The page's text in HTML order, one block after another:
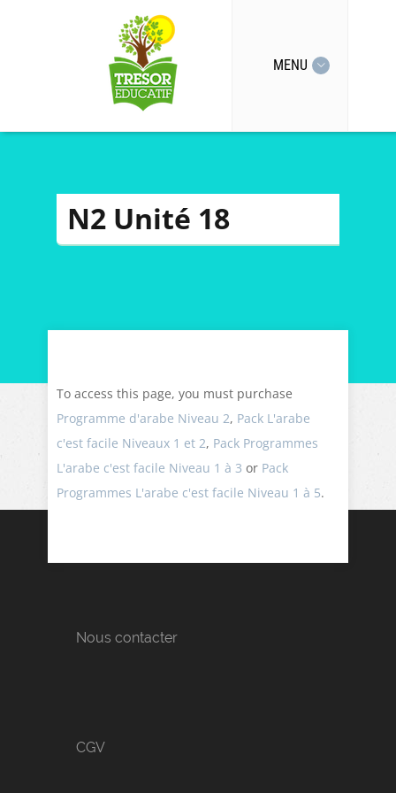
MENU
N2 Unité 18
To access this page, you must purchase
Programme d'arabe Niveau 2, Pack L'arabe
c'est facile Niveaux 1 et 2, Pack Programmes
L'arabe c'est facile Niveau 1 à 3 or Pack
Programmes L'arabe c'est facile Niveau 1 à 5.
Nous contacter
CGV